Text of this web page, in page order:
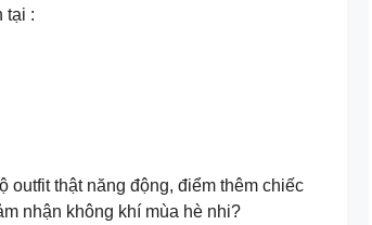
tại :
thật năng động, điểm thêm chiếc
nhận không khí mùa hè nhi?